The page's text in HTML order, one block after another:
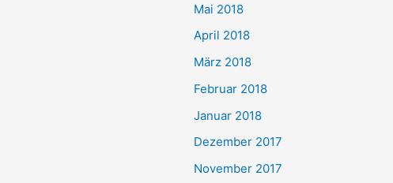
Mai 2018
April 2018
März 2018
Februar 2018
Januar 2018
Dezember 2017
November 2017